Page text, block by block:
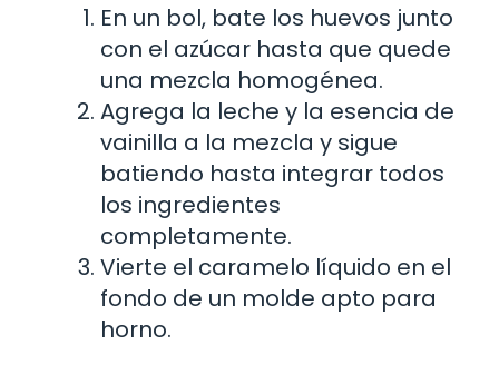
En un bol, bate los huevos junto
con el azúcar hasta que quede
una mezcla homogénea.
Agrega la leche y la esencia de
vainilla a la mezcla y sigue
batiendo hasta integrar todos
los ingredientes
completamente.
Vierte el caramelo líquido en el
fondo de un molde apto para
horno.